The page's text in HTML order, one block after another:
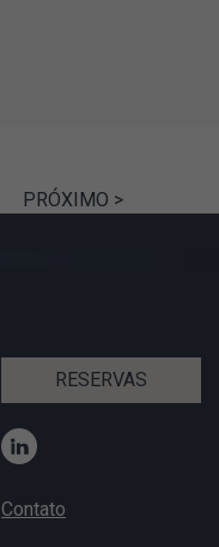
PRÓXIMO >
RESERVAS
Contato